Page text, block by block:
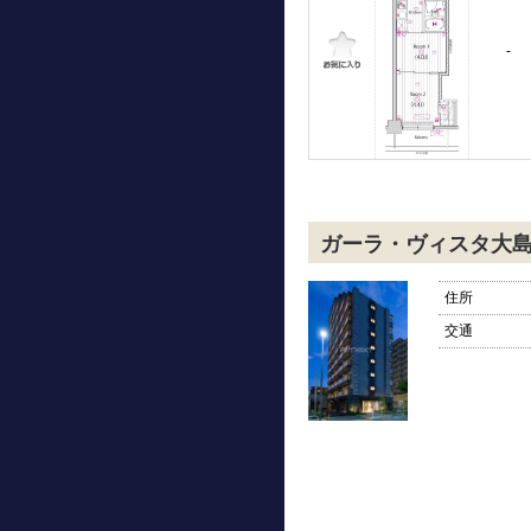
-
ガーラ・ヴィスタ大
住所
交通